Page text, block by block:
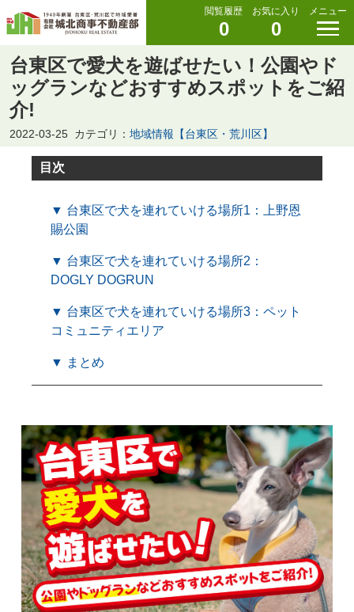
閲覧履歴
0
お気に入り
0
メニュー
台東区で愛犬を遊ばせたい！公園やド
ッグランなどおすすめスポットをご紹
介!
2022-03-25 カテゴリ： 地域情報【台東区・荒川区】
目次
▼ 台東区で犬を連れていける場所1：上野恩
賜公園
▼ 台東区で犬を連れていける場所2：
DOGLY DOGRUN
▼ 台東区で犬を連れていける場所3：ペット
コミュニティエリア
▼ まとめ